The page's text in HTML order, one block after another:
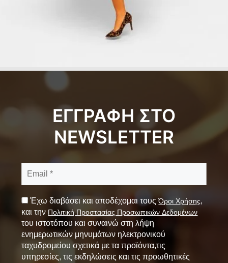
ΕΓΓΡΑΦΗ ΣΤΟ
NEWSLETTER
Έχω διαβάσει και αποδέχομαι τουςΌροι Χρήσης,
και την Πολιτική Προστασίας Προσωπικών Δεδομένων
του ιστοτόπου και συναινώ στη λήψη
ενημερωτικών μηνυμάτων ηλεκτρονικού
ταχυδρομείου σχετικά με τα προϊόντα,τις
υπηρεσίες, τις εκδηλώσεις και τις προωθητικές